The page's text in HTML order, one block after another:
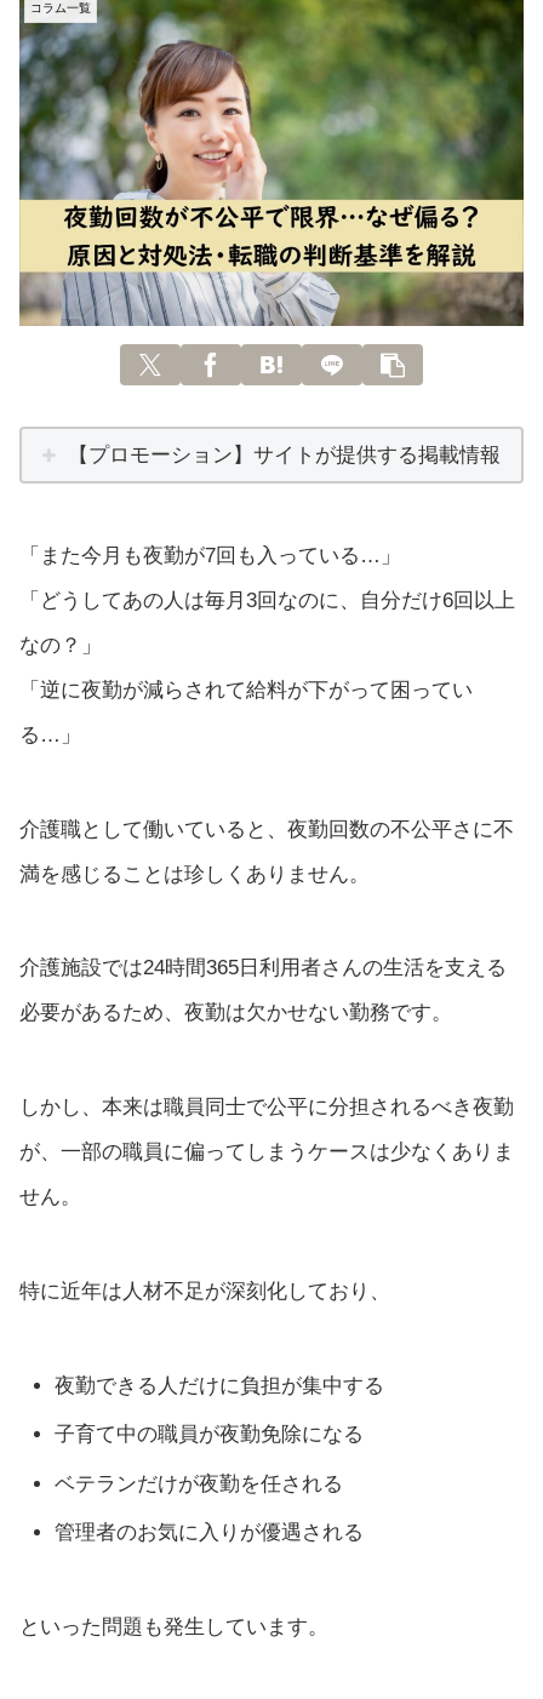
コラム一覧
【プロモーション】サイトが提供する掲載情報
「また今月も夜勤が7回も入っている…」
「どうしてあの人は毎月3回なのに、自分だけ6回以上
なの？」
「逆に夜勤が減らされて給料が下がって困ってい
る…」
介護職として働いていると、夜勤回数の不公平さに不
満を感じることは珍しくありません。
介護施設では24時間365日利用者さんの生活を支える
必要があるため、夜勤は欠かせない勤務です。
しかし、本来は職員同士で公平に分担されるべき夜勤
が、一部の職員に偏ってしまうケースは少なくありま
せん。
特に近年は人材不足が深刻化しており、
夜勤できる人だけに負担が集中する
子育て中の職員が夜勤免除になる
ベテランだけが夜勤を任される
管理者のお気に入りが優遇される
といった問題も発生しています。